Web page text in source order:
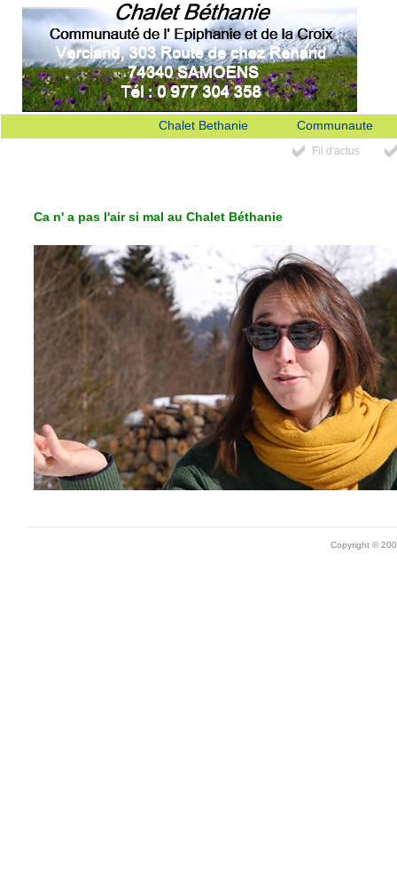
Chalet Bethanie Communaute
Fil d'actus
Ca n' a pas l'air si mal au Chalet Béthanie
Copyright ©